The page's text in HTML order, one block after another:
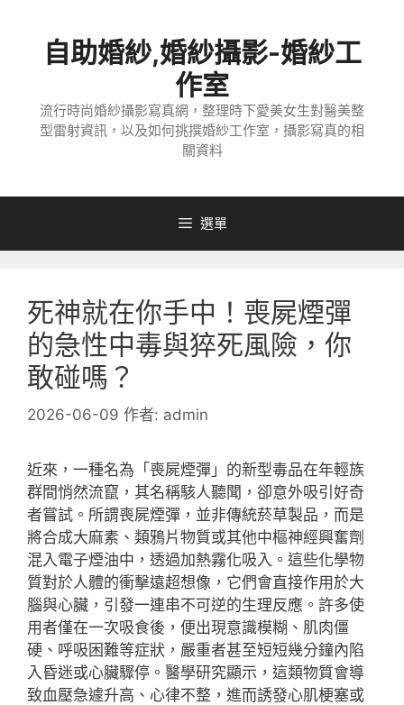
自助婚紗,婚紗攝影-婚紗工
作室
流行時尚婚紗攝影寫真網，整理時下愛美女生對醫美整
型雷射資訊，以及如何挑撰婚紗工作室，攝影寫真的相
關資料
選單
死神就在你手中！喪屍煙彈
的急性中毒與猝死風險，你
敢碰嗎？
2026-06-09 作者: admin
近來，一種名為「喪屍煙彈」的新型毒品在年輕族
群間悄然流竄，其名稱駭人聽聞，卻意外吸引好奇
者嘗試。所謂喪屍煙彈，並非傳統菸草製品，而是
將合成大麻素、類鴉片物質或其他中樞神經興奮劑
混入電子煙油中，透過加熱霧化吸入。這些化學物
質對於人體的衝擊遠超想像，它們會直接作用於大
腦與心臟，引發一連串不可逆的生理反應。許多使
用者僅在一次吸食後，便出現意識模糊、肌肉僵
硬、呼吸困難等症狀，嚴重者甚至短短幾分鐘內陷
入昏迷或心臟驟停。醫學研究顯示，這類物質會導
致血壓急遽升高、心律不整，進而誘發心肌梗塞或